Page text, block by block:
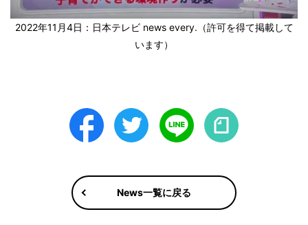
2022年11月4日：日本テレビ news every.（許可を得て掲載して
います）
FacebookTwitter LINE note
News一覧に戻る